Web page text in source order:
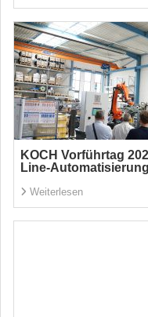
KOCH Vorführtag
Line-
Weiterlesen